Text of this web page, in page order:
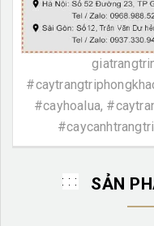
#cayhoalua,
SẢN